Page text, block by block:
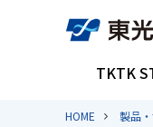
TKTK
HOME 製品